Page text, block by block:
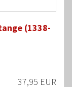
(1338-
37,95 EUR